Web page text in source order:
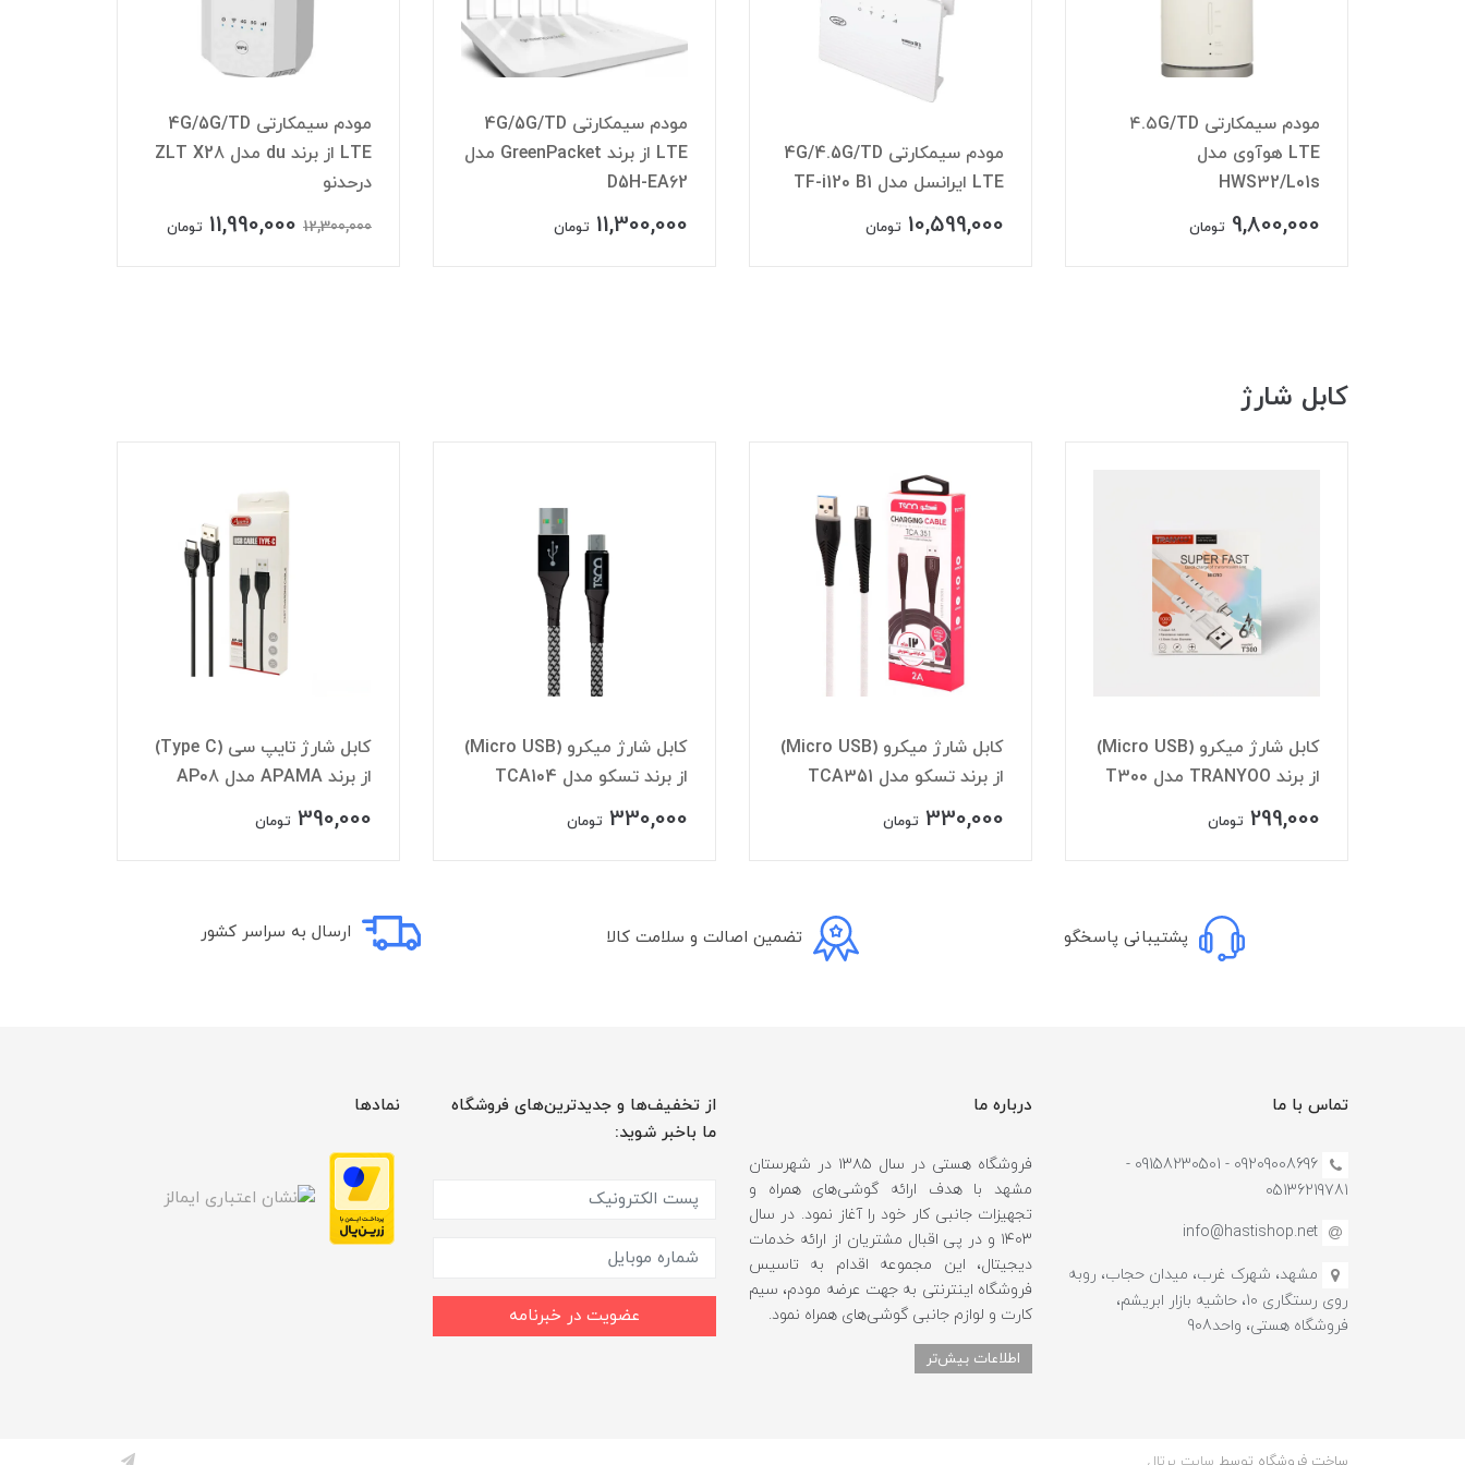
مودم سیمکارتی 4G/4.5G/TD
LTE ایرانسل مدل TF-i120 B1
10,599,000 تومان
LTE از برند GreenPacket مدل
D5H-EA62
11,300,000 تومان
مودم سیمکارتی 4G/5G/TD
LTE از برند du مدل ZLT X28
درحدنو
12,300,000
11,990,000
مودم سیمکارتی 4G/5G/TD
LTE از برند du مدل Jointelli
21H01A
13,900,000 تومان
کابل شارژ
کابل شارژ میکرو (Micro USB)
از برند تسکو مدل TCA351
330,000 تومان
کابل شارژ میکرو (Micro USB)
از برند تسکو مدل TCA104
330,000 تومان
کابل شارژ تایپ سی (Type C)
از برند APAMA مدل AP08
390,000 تومان
کابل شارژ تایپ سی (Type C)
از برند TRANYOO مدل TS13C
390,000 تومان
پشتیبانی پاسخگو تضمین اصالت و سلامت کالا ارسال به سراسر کشور
تماس با ما
09209008696 - 09158230501 -
05136219781
info@hastishop.net
مشهد، شهرک غرب، میدان حجاب، روبه
روی رستگاری 10، حاشیه بازار ابریشم،
فروشگاه هستی، واحد908
درباره ما
فروشگاه هستی در سال ۱۳۸۵ در شهرستان
مشهد با هدف ارائه گوشی‌های همراه و
تجهیزات جانبی کار خود را آغاز نمود. در سال
۱۴۰۳ و در پی اقبال مشتریان از ارائه خدمات
دیجیتال، این مجموعه اقدام به تاسیس
فروشگاه اینترنتی به جهت عرضه مودم، سیم
کارت و لوازم جانبی گوشی‌های همراه نمود.
اطلاعات بیش‌تر
از تخفیف‌ها و جدیدترین‌های فروشگاه
ما باخبر شوید:
عضویت در خبرنامه
نمادها